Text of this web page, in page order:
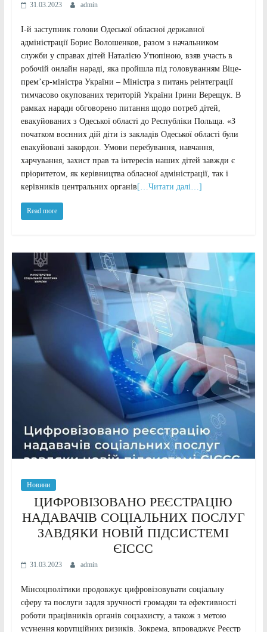
31.03.2023 admin
І-й заступник голови Одеської обласної державної
адміністрації Борис Волошенков, разом з начальником
служби у справах дітей Наталією Утюпіною, взяв участь в
робочій онлайн нараді, яка пройшла під головуванням Віце-
прем’єр-міністра України – Міністра з питань реінтеграції
тимчасово окупованих територій України Ірини Верещук. В
рамках наради обговорено питання щодо потреб дітей,
евакуйованих з Одеської області до Республіки Польща. «З
початком воєнних дій діти із закладів Одеської області були
евакуйовані закордон. Умови перебування, навчання,
харчування, захист прав та інтересів наших дітей завжди є
пріоритетом, як керівництва обласної адміністрації, так і
керівників центральних органів […Читати далі…]
Read more
Новини
ЦИФРОВІЗОВАНО РЕЄСТРАЦІЮ
НАДАВАЧІВ СОЦІАЛЬНИХ ПОСЛУГ
ЗАВДЯКИ НОВІЙ ПІДСИСТЕМІ
ЄІССС
31.03.2023 admin
Мінсоцполітики продовжує цифровізовувати соціальну
сферу та послуги задля зручності громадян та ефективності
роботи працівників органів соцзахисту, а також з метою
усунення корупційних ризиків. Зокрема, впроваджує Реєстр